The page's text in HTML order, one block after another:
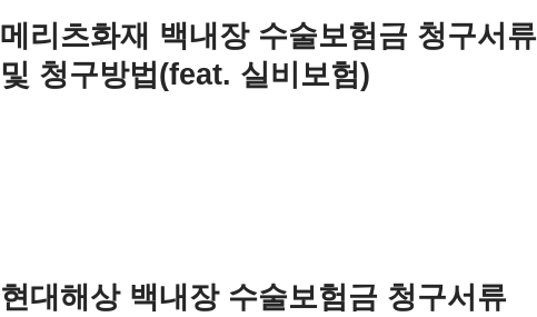
메리츠화재 백내장 수술보험금 청구서류
및 청구방법(feat. 실비보험)
현대해상 백내장 수술보험금 청구서류